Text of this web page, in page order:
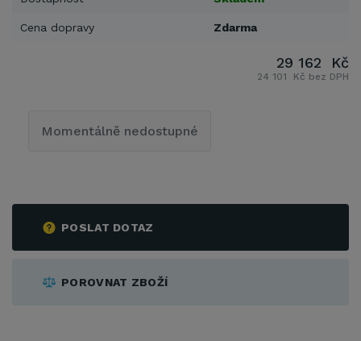
Cena dopravy Zdarma
POSLAT DOTAZ
POROVNAT ZBOŽÍ
29 162 Kč
24 101 Kč bez DPH
Momentálně nedostupné